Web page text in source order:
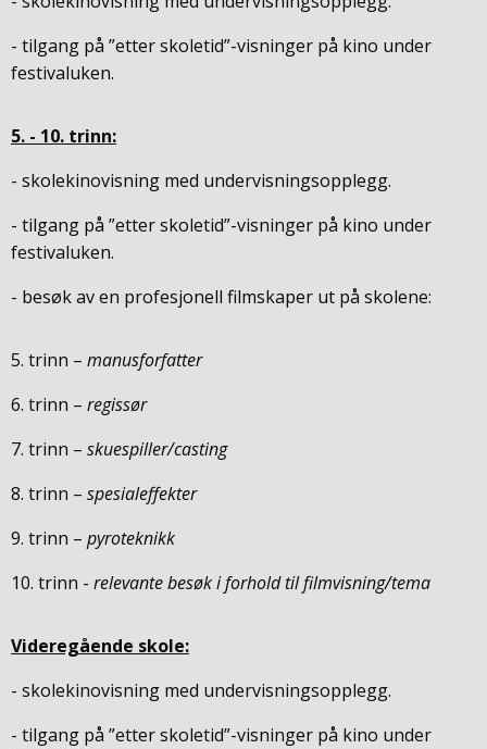
- tilgang på ”etter skoletid”-visninger på kino under
festivaluken.
5. - 10. trinn:
- skolekinovisning med undervisningsopplegg.
- tilgang på ”etter skoletid”-visninger på kino under
festivaluken.
- besøk av en profesjonell filmskaper ut på skolene:
5. trinn – manusforfatter
6. trinn – regissør
7. trinn – skuespiller/casting
8. trinn – spesialeffekter
9. trinn – pyroteknikk
10. trinn - relevante besøk i forhold til filmvisning/tema
Videregående skole:
- skolekinovisning med undervisningsopplegg.
- tilgang på ”etter skoletid”-visninger på kino under